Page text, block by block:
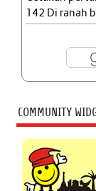
142 Di ranah
COMMUNITY